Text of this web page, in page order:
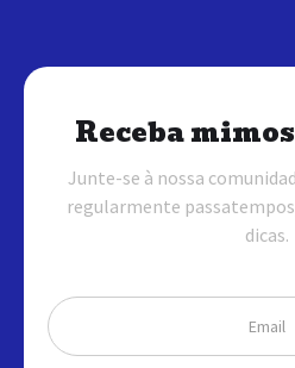
Receba
Junte-se à nossa
regularmente
dicas.